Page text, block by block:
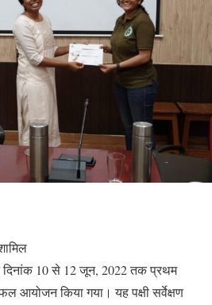
दिनांक 10 से 12 जून, 2022 तक प्रथम
आयोजन किया गया। यह पक्षी सर्वेक्षण